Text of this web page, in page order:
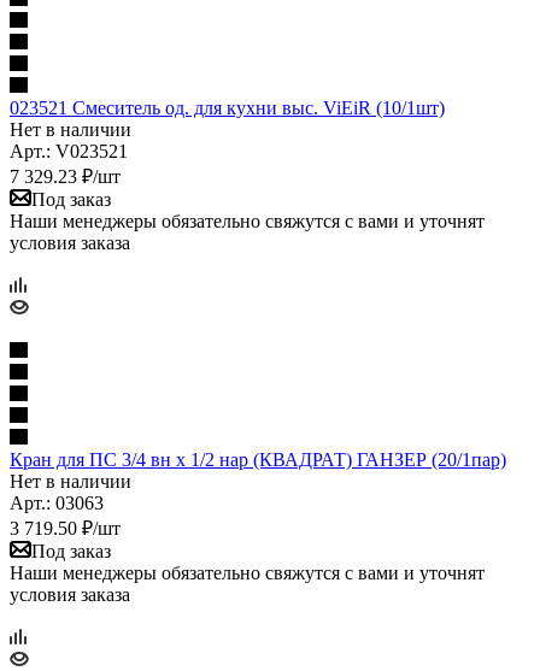
023521 Смеситель од. для кухни выс. ViEiR (10/1шт)
Нет в наличии
Арт.: V023521
7 329.23 ₽/шт
Под заказ
Наши менеджеры обязательно свяжутся с вами и уточнят
условия заказа
Кран для ПС 3/4 вн х 1/2 нар (КВАДРАТ) ГАНЗЕР (20/1пар)
Нет в наличии
Арт.: 03063
3 719.50 ₽/шт
Под заказ
Наши менеджеры обязательно свяжутся с вами и уточнят
условия заказа